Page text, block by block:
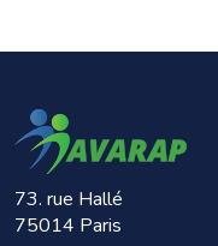
73. rue Hallé
75014 Paris